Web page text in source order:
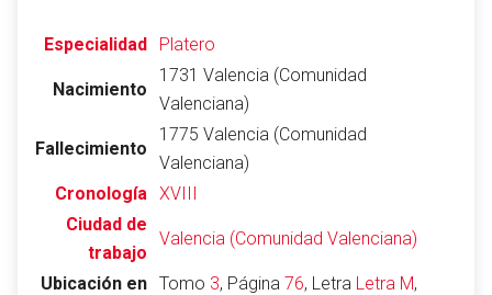
Abrir menú principal
Especialidad Platero
Nacimiento
1731 Valencia (Comunidad
Valenciana)
Fallecimiento
1775 Valencia (Comunidad
Valenciana)
Cronología XVIII
Ciudad de
trabajo
Valencia (Comunidad Valenciana)
Ubicación en Tomo 3, Página 76, Letra Letra M,